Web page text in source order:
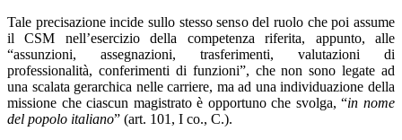
Tale precisazione incide sullo stesso senso del ruolo che poi assume
il CSM nell’esercizio della competenza riferita, appunto, alle
“assunzioni, assegnazioni, trasferimenti, valutazioni di
professionalità, conferimenti di funzioni”, che non sono legate ad
una scalata gerarchica nelle carriere, ma ad una individuazione della
missione che ciascun magistrato è opportuno che svolga, “in nome
del popolo italiano” (art. 101, I co., C.).